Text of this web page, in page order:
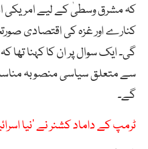
کہ مشرق وسطیٰ کے لیے
کنارے اور غزہ کی اقتصادی
گی۔ ایک سوال پر ان کا کہنا
سے متعلق سیاسی منصوبہ
گے۔
ٹرمپ کے داماد کشنر نے ’نیا